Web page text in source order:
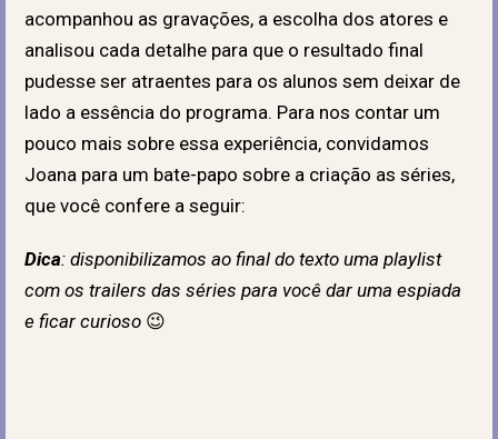
acompanhou as gravações, a escolha dos atores e
analisou cada detalhe para que o resultado final
pudesse ser atraentes para os alunos sem deixar de
lado a essência do programa. Para nos contar um
pouco mais sobre essa experiência, convidamos
Joana para um bate-papo sobre a criação as séries,
que você confere a seguir:
Dica: disponibilizamos ao final do texto uma playlist
com os trailers das séries para você dar uma espiada
e ficar curioso 😉